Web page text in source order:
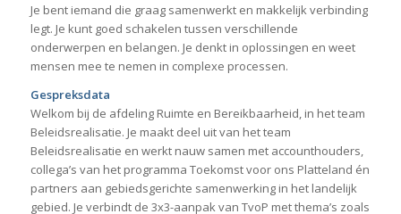
Je bent iemand die graag samenwerkt en makkelijk verbinding
legt. Je kunt goed schakelen tussen verschillende
onderwerpen en belangen. Je denkt in oplossingen en weet
mensen mee te nemen in complexe processen.
Gespreksdata
Welkom bij de afdeling Ruimte en Bereikbaarheid, in het team
Beleidsrealisatie. Je maakt deel uit van het team
Beleidsrealisatie en werkt nauw samen met accounthouders,
collega’s van het programma Toekomst voor ons Platteland én
partners aan gebiedsgerichte samenwerking in het landelijk
gebied. Je verbindt de 3x3-aanpak van TvoP met thema’s zoals